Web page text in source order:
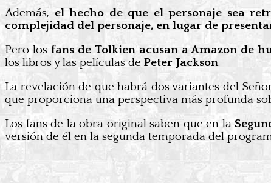
Además,el hecho de que el personaje sea
complejidad del personaje, en lugar de
Pero los fans de Tolkien acusan a Amazon de
los libros y las películas de Peter Jackson.
La revelación de que habrá dos variantes del
que proporciona una perspectiva más profunda
Los fans de la obra original saben que en la
versión de él en la segunda temporada del